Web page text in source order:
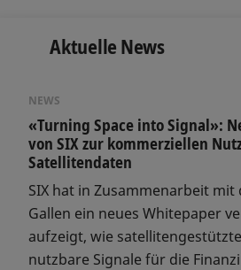
Aktuelle News
NEWS
«Turning Space into Signal»:
von SIX zur kommerziellen
Satellitendaten
SIX hat in Zusammenarbeit mit
Gallen ein neues Whitepaper
aufzeigt, wie
nutzbare Signale für die